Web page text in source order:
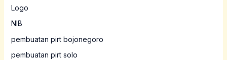
Logo
NIB
pembuatan pirt bojonegoro
pembuatan pirt solo